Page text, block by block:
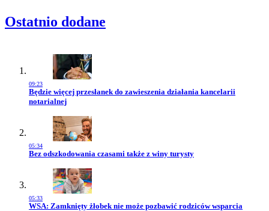
Ostatnio dodane
09:23
Przejdź do artykułu:
Będzie więcej przesłanek do zawieszenia działania kancelarii
notarialnej
05:34
Przejdź do artykułu:
Bez odszkodowania czasami także z winy turysty
05:33
Przejdź do artykułu:
WSA: Zamknięty żłobek nie może pozbawić rodziców wsparcia